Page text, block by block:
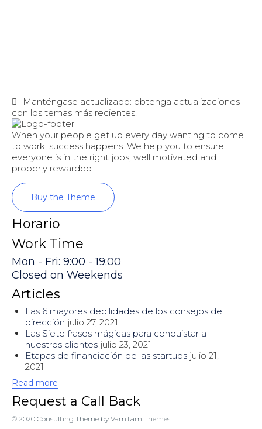
Manténgase actualizado: obtenga actualizaciones
con los temas más recientes.
When your people get up every day wanting to come
to work, success happens. We help you to ensure
everyone is in the right jobs, well motivated and
properly rewarded.
Buy the Theme
Horario
Work Time
Mon - Fri: 9:00 - 19:00
Closed on Weekends
Articles
Las 6 mayores debilidades de los consejos de
dirección julio 27, 2021
Las Siete frases mágicas para conquistar a
nuestros clientes julio 23, 2021
Etapas de financiación de las startups julio 21,
2021
Read more
Request a Call Back
© 2020 Consulting Theme by VamTam Themes